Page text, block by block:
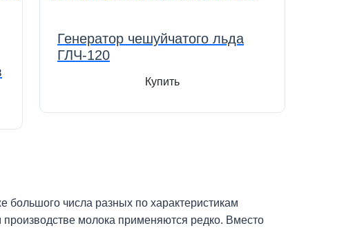
Генератор чешуйчатого льда
ГЛЧ-120
Купить
числа разных по характеристикам
молока применяются редко. Вместо